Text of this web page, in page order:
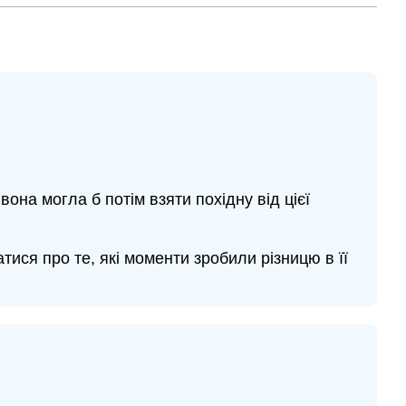
могла б потім взяти похідну від цієї
про те, які моменти зробили різницю в її